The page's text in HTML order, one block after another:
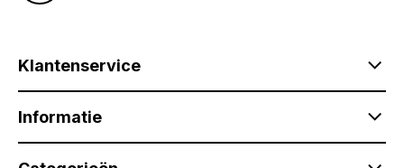
Klantenservice
Informatie